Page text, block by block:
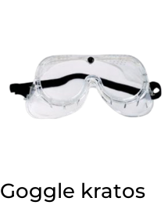
Goggle kratos